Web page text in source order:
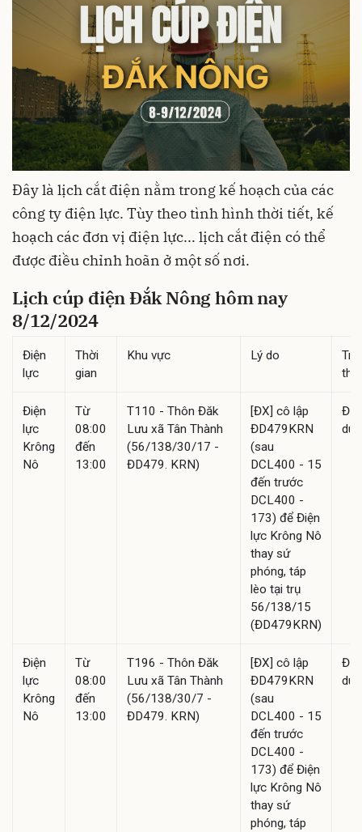
Đây là lịch cắt điện nằm trong kế hoạch của các
công ty điện lực. Tùy theo tình hình thời tiết, kế
hoạch các đơn vị điện lực... lịch cắt điện có thể
được điều chỉnh hoãn ở một số nơi.
Lịch cúp điện Đắk Nông hôm nay
8/12/2024
Điện
lực
Thời
gian
Khu vực Lý do
thái
Điện
lực
Krông
Nô
Từ
08:00
đến
13:00
T110 - Thôn Đăk
Lưu xã Tân Thành
(56/138/30/17 -
ĐD479. KRN)
[ĐX] cô lập
ĐD479KRN
(sau
DCL400 - 15
đến trước
DCL400 -
173) để Điện
lực Krông Nô
thay sứ
phóng, táp
lèo tại trụ
56/138/15
(ĐD479KRN)
Đã
Điện
lực
Krông
Nô
Từ
08:00
đến
13:00
T196 - Thôn Đăk
Lưu xã Tân Thành
(56/138/30/7 -
ĐD479. KRN)
[ĐX] cô lập
ĐD479KRN
(sau
DCL400 - 15
đến trước
DCL400 -
173) để Điện
lực Krông Nô
thay sứ
phóng, táp
Đã